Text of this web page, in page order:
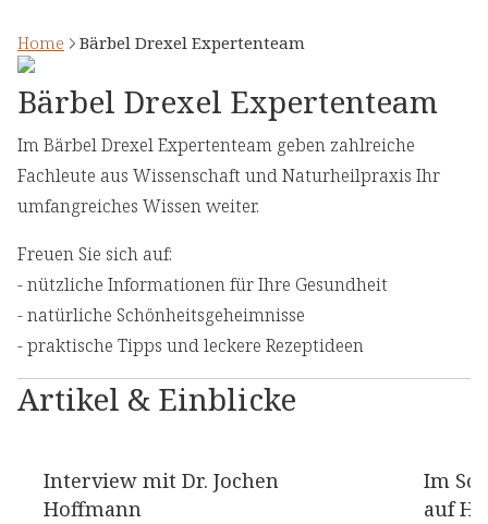
Home Bärbel Drexel Expertenteam
Bärbel Drexel Expertenteam
Im Bärbel Drexel Expertenteam geben zahlreiche
Fachleute aus Wissenschaft und Naturheilpraxis Ihr
umfangreiches Wissen weiter.
Freuen Sie sich auf:
⁠- nützliche Informationen für Ihre Gesundheit
⁠- natürliche Schönheitsgeheimnisse
⁠- praktische Tipps und leckere Rezeptideen
Artikel & Einblicke
Interview mit Dr. Jochen
Hoffmann
Im
auf